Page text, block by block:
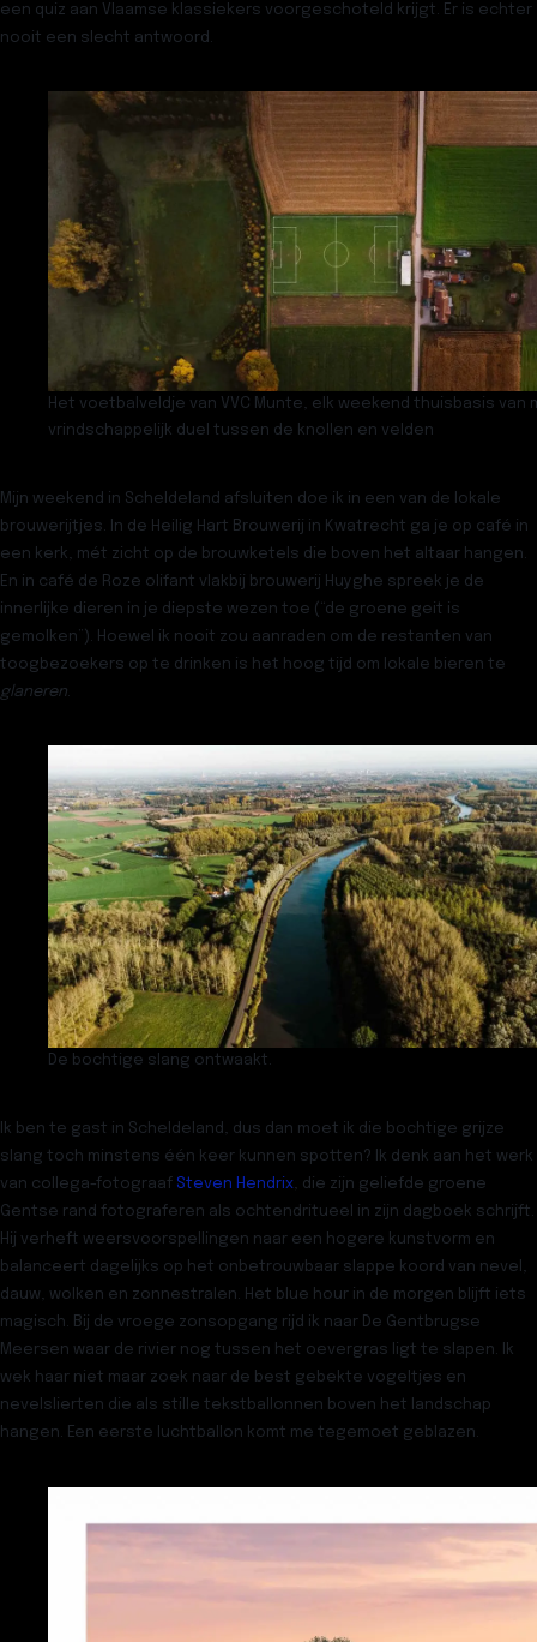
een quiz aan Vlaamse klassiekers voorgeschoteld krijgt. Er is echter
nooit een slecht antwoord.
Het voetbalveldje van VVC Munte, elk weekend thuisbasis van
vrindschappelijk duel tussen de knollen en velden
Mijn weekend in Scheldeland afsluiten doe ik in een van de lokale
brouwerijtjes. In de Heilig Hart Brouwerij in Kwatrecht ga je op café in
een kerk, mét zicht op de brouwketels die boven het altaar hangen.
En in café de Roze olifant vlakbij brouwerij Huyghe spreek je de
innerlijke dieren in je diepste wezen toe (“de groene geit is
gemolken”). Hoewel ik nooit zou aanraden om de restanten van
toogbezoekers op te drinken is het hoog tijd om lokale bieren te
glaneren
De bochtige slang ontwaakt.
Ik ben te gast in Scheldeland, dus dan moet ik die bochtige grijze
slang toch minstens één keer kunnen spotten? Ik denk aan het werk
van collega-fotograaf Steven Hendrix, die zijn geliefde groene
Gentse rand fotograferen als ochtendritueel in zijn dagboek schrijft.
Hij verheft weersvoorspellingen naar een hogere kunstvorm en
balanceert dagelijks op het onbetrouwbaar slappe koord van nevel,
dauw, wolken en zonnestralen. Het blue hour in de morgen blijft iets
magisch. Bij de vroege zonsopgang rijd ik naar De Gentbrugse
Meersen waar de rivier nog tussen het oevergras ligt te slapen. Ik
wek haar niet maar zoek naar de best gebekte vogeltjes en
nevelslierten die als stille tekstballonnen boven het landschap
hangen. Een eerste luchtballon komt me tegemoet geblazen.